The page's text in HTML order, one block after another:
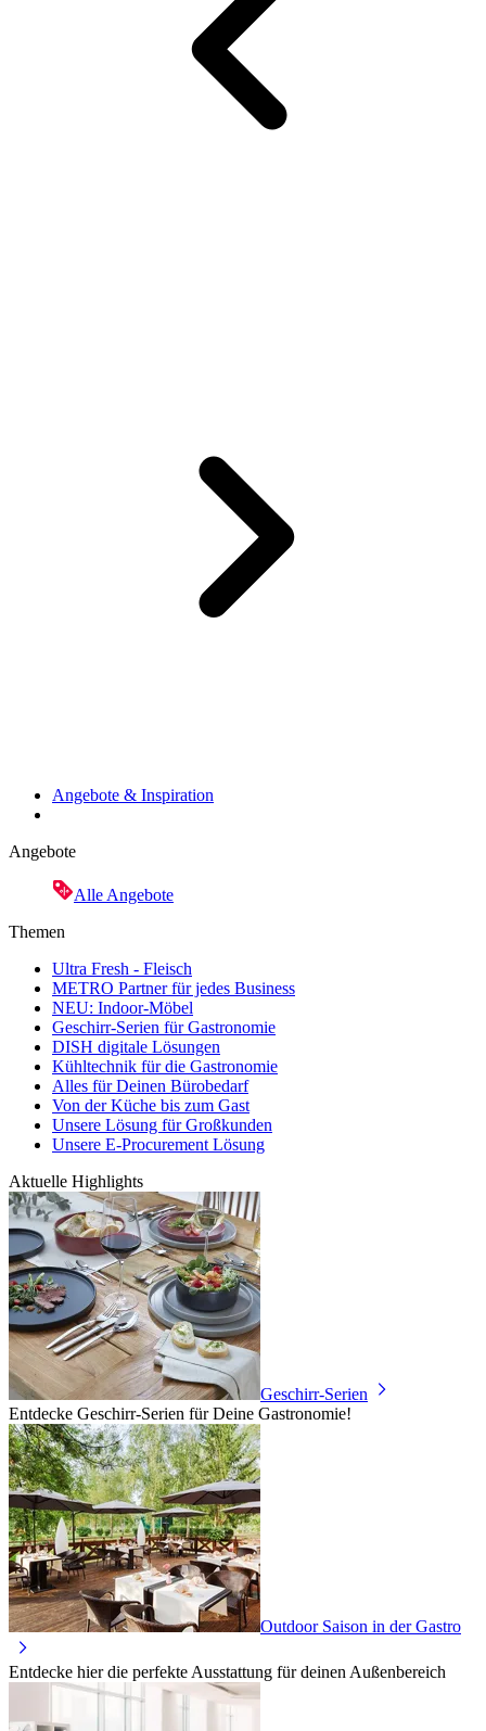
Angebote & Inspiration
Angebote
Alle Angebote
Themen
Ultra Fresh - Fleisch
METRO Partner für jedes Business
NEU: Indoor-Möbel
Geschirr-Serien für Gastronomie
DISH digitale Lösungen
Kühltechnik für die Gastronomie
Alles für Deinen Bürobedarf
Von der Küche bis zum Gast
Unsere Lösung für Großkunden
Unsere E-Procurement Lösung
Aktuelle Highlights
Geschirr-Serien
Entdecke Geschirr-Serien für Deine Gastronomie!
Outdoor Saison in der Gastro
Entdecke hier die perfekte Ausstattung für deinen Außenbereich